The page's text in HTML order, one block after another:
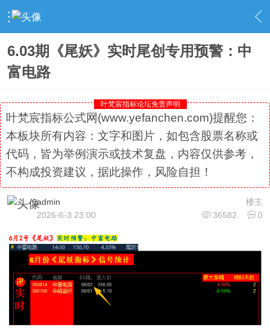
› 社区精选 › 专栏更新 › 内容
6.03期《尾妖》实时尾创专用预警：中
富电路
叶梵宸指标论坛免责声明
叶梵宸指标公式网(www.yefanchen.com)提醒您：
本板块所有内容：文字和图片，如包含股票名称或
代码，皆为举例演示或技术复盘，内容仅供参考，
不构成投资建议，据此操作，风险自担！
楼主
admin
36582
0
2026-6-3 23:00